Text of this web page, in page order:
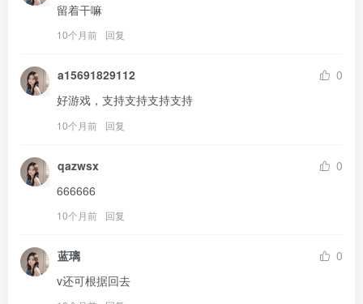
留着干嘛
10个月前 回复
a15691829112
0
好游戏，支持支持支持支持
10个月前 回复
qazwsx
0
666666
10个月前 回复
蓝璃
0
v还可根据回去